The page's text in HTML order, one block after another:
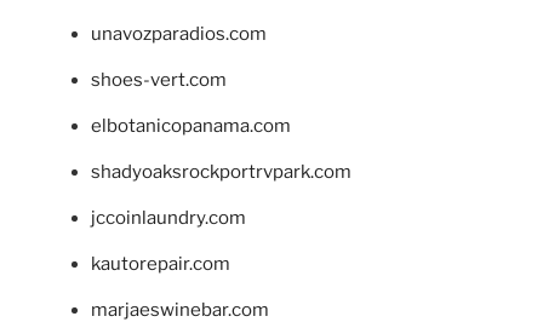
unavozparadios.com
shoes-vert.com
elbotanicopanama.com
shadyoaksrockportrvpark.com
jccoinlaundry.com
kautorepair.com
marjaeswinebar.com